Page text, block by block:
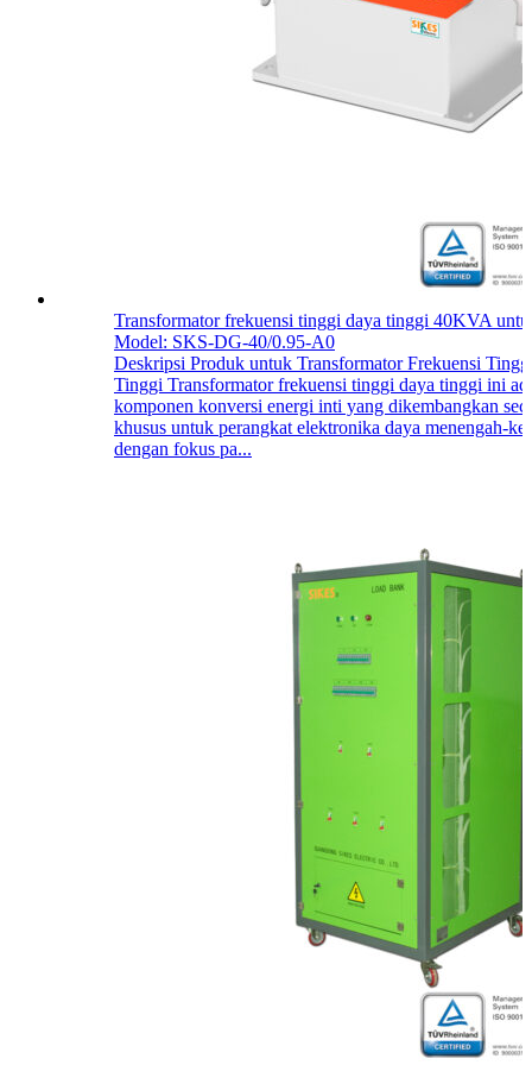
Transformator frekuensi tinggi daya tinggi 40KVA
Model: SKS-DG-40/0.95-A0
Deskripsi Produk untuk Transformator Frekuensi
Tinggi Transformator frekuensi tinggi daya tinggi ini
komponen konversi energi inti yang dikembangkan
khusus untuk perangkat elektronika daya menengah-
dengan fokus pa...